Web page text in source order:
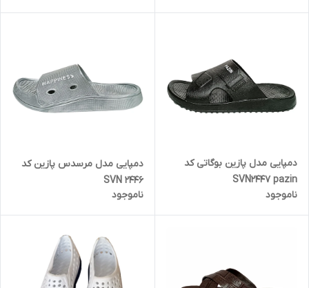
دمپایی مدل پازین بوگاتی کد
SVN2447 pazin
ناموجود
دمپایی مدل مرسدس پازین کد
SVN 2446
ناموجود